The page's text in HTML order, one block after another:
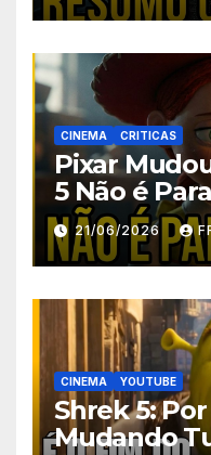
CINEMA CRITICAS
Pixar
5 Não é
21/06/2026
CINEMA YOUTUBE
Shrek 5:
Mudando